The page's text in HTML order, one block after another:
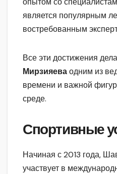
является популярным
востребованным
Все эти достижения
Мирзияеваодним из
времени и важной
среде.
Спортивные
Начиная с 2013 года,
участвует в